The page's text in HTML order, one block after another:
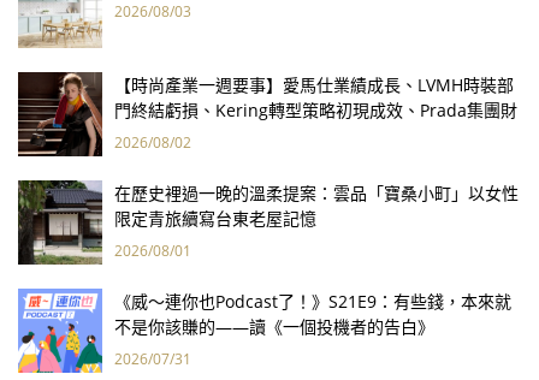
2026/08/03
【時尚產業一週要事】愛馬仕業績成長、LVMH時裝部
門終結虧損、Kering轉型策略初現成效、Prada集團財
報亮眼
2026/08/02
在歷史裡過一晚的溫柔提案：雲品「寶桑小町」以女性
限定青旅續寫台東老屋記憶
2026/08/01
《威～連你也Podcast了！》S21E9：有些錢，本來就
不是你該賺的——讀《一個投機者的告白》
2026/07/31